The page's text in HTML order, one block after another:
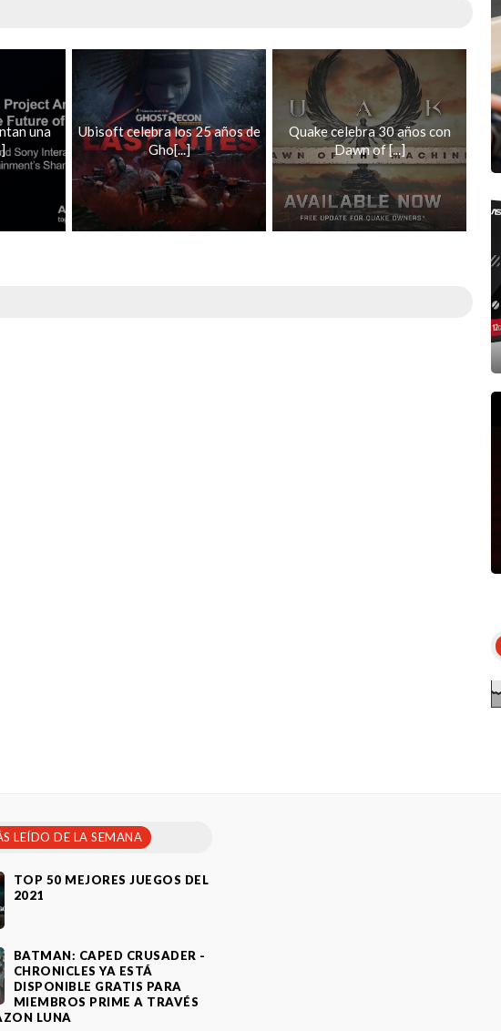
una
Ubisoft celebra los 25 años de
Gho[...]
Quake celebra 30 años con
Dawn of [...]
LEÍDO DE LA SEMANA
TOP 50 MEJORES JUEGOS DEL
2021
BATMAN: CAPED CRUSADER -
CHRONICLES YA ESTÁ
DISPONIBLE GRATIS PARA
MIEMBROS PRIME A TRAVÉS
LUNA